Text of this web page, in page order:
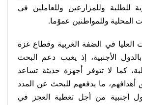
للطلبة وللمزارعين وللعاملين في
المحلية وللمواطنين عموًما.
العليا في الضفة الغربية وقطاع غزة
الأجنبية، إذ يغيب دعم البحث
كما لا تتوفر أجهزة حديثة تساعد
أهدافهم، ما يدفعهم للبحث عن المدد
أجنبية من أجل تغطية العجز في